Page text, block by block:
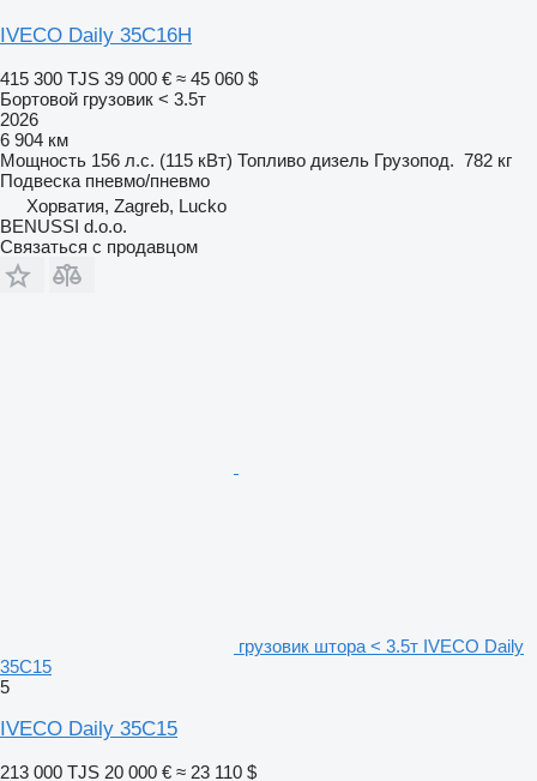
IVECO Daily 35C16H
415 300 TJS 39 000 € ≈ 45 060 $
Бортовой грузовик < 3.5т
2026
6 904 км
Мощность 156 л.с. (115 кВт) Топливо дизель Грузопод. 782 кг
Подвеска пневмо/пневмо
Хорватия, Zagreb, Lucko
BENUSSI d.o.o.
Связаться с продавцом
грузовик штора < 3.5т IVECO Daily
35C15
5
IVECO Daily 35C15
213 000 TJS 20 000 € ≈ 23 110 $